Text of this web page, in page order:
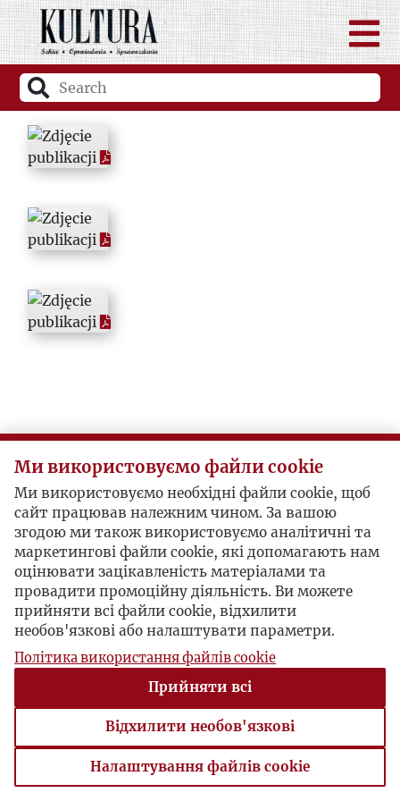
Ми використовуємо файли cookie
Ми використовуємо необхідні файли cookie, щоб
сайт працював належним чином. За вашою
згодою ми також використовуємо аналітичні та
маркетингові файли cookie, які допомагають нам
оцінювати зацікавленість матеріалами та
провадити промоційну діяльність. Ви можете
прийняти всі файли cookie, відхилити
необов'язкові або налаштувати параметри.
Політика використання файлів cookie
Прийняти всі
Відхилити необов'язкові
Налаштування файлів cookie
Налаштування файлів cookie